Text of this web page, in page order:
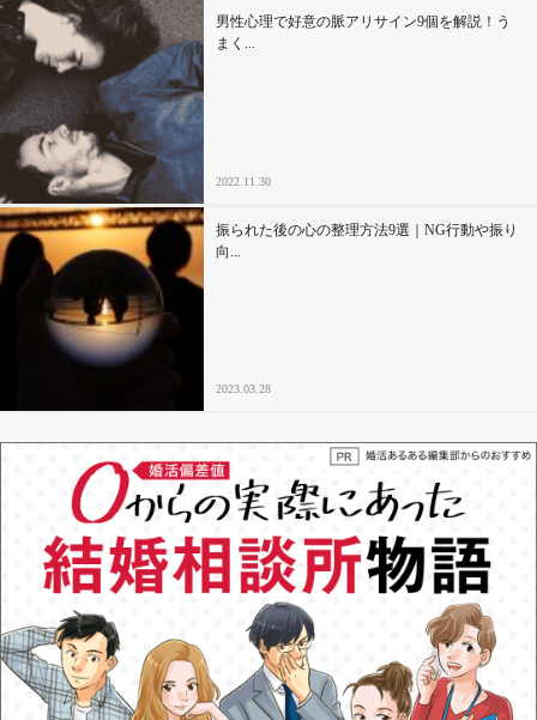
男性心理で好意の脈アリサイン9個を解説！う
まく...
2022.11.30
振られた後の心の整理方法9選｜NG行動や振り
向...
2023.03.28